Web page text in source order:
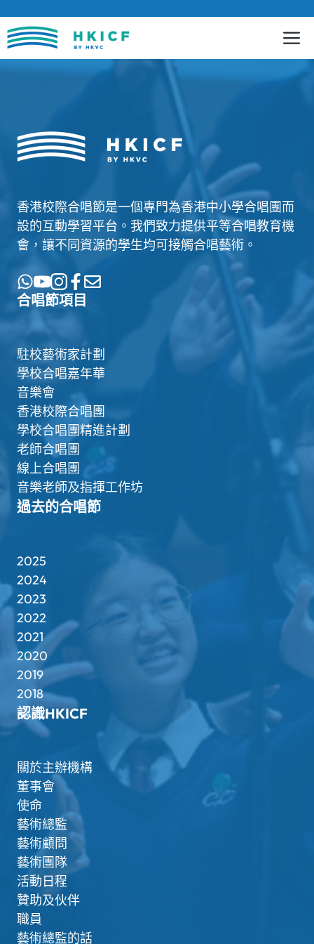
至
內
香港校際合唱節是一個專門為香港中小學合唱團而
設的互動學習平台。我們致力提供平等合唱教育機
會，讓不同資源的學生均可接觸合唱藝術。
合唱節項目
駐校藝術家計劃
學校合唱嘉年華
音樂會
香港校際合唱團
學校合唱團精進計劃
老師合唱團
線上合唱團
音樂老師及指揮工作坊
過去的合唱節
2025
2024
2023
2022
2021
2020
2019
2018
認識HKICF
關於主辦機構
董事會
使命
藝術總監
藝術顧問
藝術團隊
活動日程
贊助及伙伴
職員
藝術總監的話